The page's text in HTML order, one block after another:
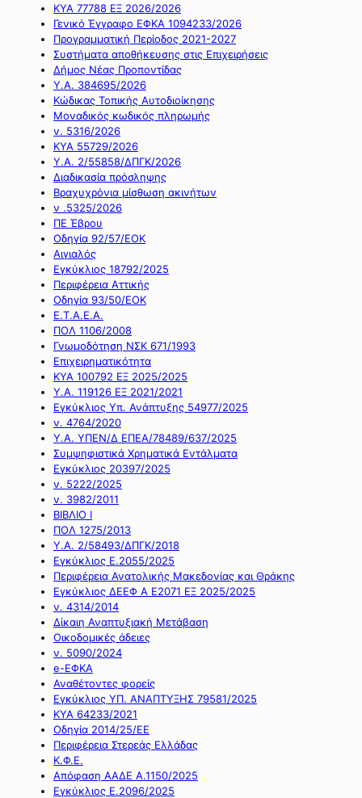
ΚΥΑ 77788 ΕΞ 2026/2026
Γενικό Έγγραφο ΕΦΚΑ 1094233/2026
Προγραμματική Περίοδος 2021-2027
Συστήματα αποθήκευσης στις Επιχειρήσεις
Δήμος Νέας Προποντίδας
Υ.Α. 384695/2026
Κώδικας Τοπικής Αυτοδιοίκησης
Μοναδικός κωδικός πληρωμής
ν. 5316/2026
ΚΥΑ 55729/2026
Υ.Α. 2/55858/ΔΠΓΚ/2026
Διαδικασία πρόσληψης
Βραχυχρόνια μίσθωση ακινήτων
ν .5325/2026
ΠΕ Έβρου
Οδηγία 92/57/ΕΟΚ
Αιγιαλός
Εγκύκλιος 18792/2025
Περιφέρεια Αττικής
Οδηγία 93/50/ΕΟΚ
Ε.Τ.Α.Ε.Α.
ΠΟΛ 1106/2008
Γνωμοδότηση ΝΣΚ 671/1993
Επιχειρηματικότητα
ΚΥΑ 100792 ΕΞ 2025/2025
Υ.Α. 119126 ΕΞ 2021/2021
Εγκύκλιος Υπ. Ανάπτυξης 54977/2025
ν. 4764/2020
Υ.Α. ΥΠΕΝ/Δ ΕΠΕΑ/78489/637/2025
Συμψηφιστικά Χρηματικά Εντάλματα
Εγκύκλιος 20397/2025
ν. 5222/2025
ν. 3982/2011
ΒΙΒΛΙΟ Ι
ΠΟΛ 1275/2013
Υ.Α. 2/58493/ΔΠΓΚ/2018
Εγκύκλιος Ε.2055/2025
Περιφέρεια Ανατολικής Μακεδονίας και Θράκης
Εγκύκλιος ΔΕΕΦ Α Ε2071 ΕΞ 2025/2025
ν. 4314/2014
Δίκαιη Αναπτυξιακή Μετάβαση
Οικοδομικές άδειες
ν. 5090/2024
e-ΕΦΚΑ
Αναθέτοντες φορείς
Εγκύκλιος ΥΠ. ΑΝΑΠΤΥΞΗΣ 79581/2025
ΚΥΑ 64233/2021
Οδηγία 2014/25/ΕΕ
Περιφέρεια Στερεάς Ελλάδας
Κ.Φ.Ε.
Απόφαση ΑΑΔΕ Α.1150/2025
Εγκύκλιος Ε.2096/2025